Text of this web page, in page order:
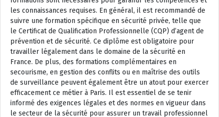
les connaissances requises. En général, il est recommandé de
suivre une formation spécifique en sécurité privée, telle que
le Certificat de Qualification Professionnelle (CQP) d’agent de
prévention et de sécurité. Ce diplôme est obligatoire pour
travailler légalement dans le domaine de la sécurité en
France. De plus, des formations complémentaires en
secourisme, en gestion des conflits ou en maîtrise des outils
de surveillance peuvent également être un atout pour exercer
efficacement ce métier à Paris. Il est essentiel de se tenir
informé des exigences légales et des normes en vigueur dans
le secteur de la sécurité pour assurer un travail professionnel